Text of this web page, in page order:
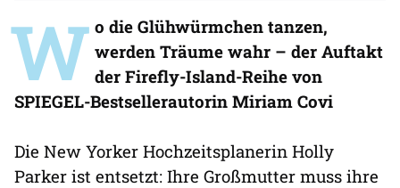
W o die Glühwürmchen tanzen,
werden Träume wahr – der Auftakt
der Firefly-Island-Reihe von
SPIEGEL-Bestsellerautorin Miriam Covi
Die New Yorker Hochzeitsplanerin Holly
Parker ist entsetzt: Ihre Großmutter muss ihre